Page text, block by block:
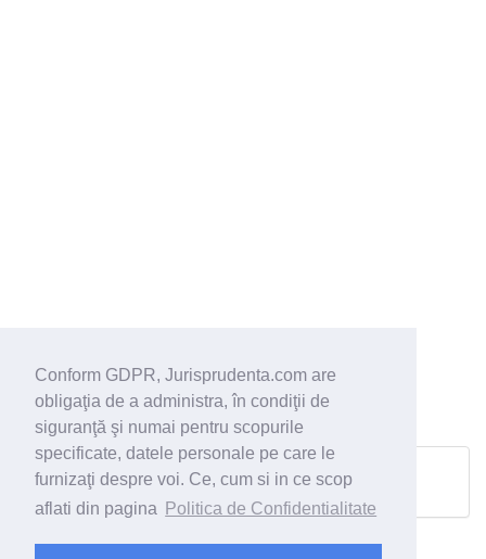
Conform GDPR, Jurisprudenta.com are
obligaţia de a administra, în condiţii de
siguranţă şi numai pentru scopurile
specificate, datele personale pe care le
furnizaţi despre voi. Ce, cum si in ce scop
aflati din pagina
Politica de Confidentialitate
Pagina urmatoare